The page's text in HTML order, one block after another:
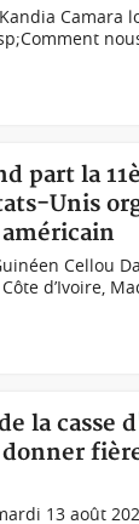
Camara
part la
Unis
Cellou
d’Ivoire,
la casse
13 août